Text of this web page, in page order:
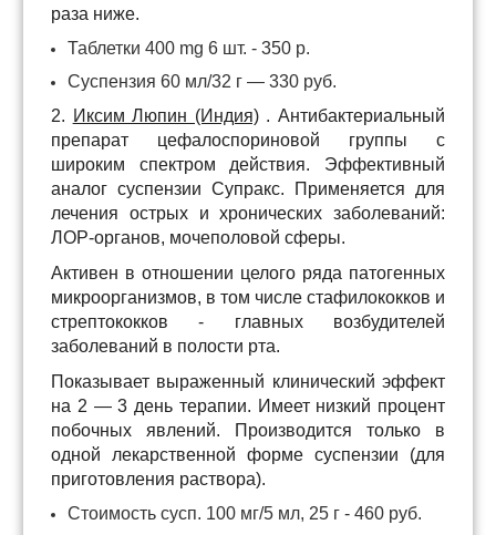
раза ниже.
Таблетки 400 mg 6 шт. - 350 р.
Суспензия 60 мл/32 г — 330 руб.
2. Иксим Люпин (Индия). Антибактериальный
препарат цефалоспориновой группы с
широким спектром действия. Эффективный
аналог суспензии Супракс. Применяется для
лечения острых и хронических заболеваний:
ЛОР-органов, мочеполовой сферы.
Активен в отношении целого ряда патогенных
микроорганизмов, в том числе стафилококков и
стрептококков - главных возбудителей
заболеваний в полости рта.
Показывает выраженный клинический эффект
на 2 — 3 день терапии. Имеет низкий процент
побочных явлений. Производится только в
одной лекарственной форме суспензии (для
приготовления раствора).
Стоимость сусп. 100 мг/5 мл, 25 г - 460 руб.